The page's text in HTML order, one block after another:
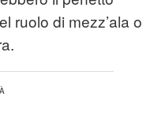
ruolo di mezz’ala o